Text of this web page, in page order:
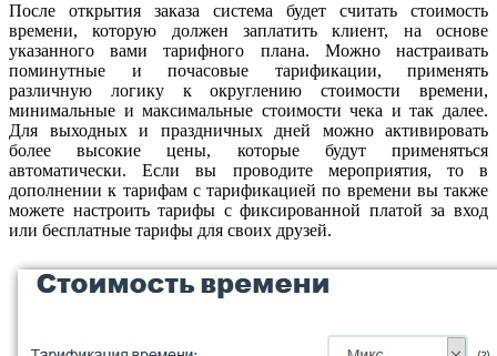
После открытия заказа система будет считать стоимость
времени, которую должен заплатить клиент, на основе
указанного вами тарифного плана. Можно настраивать
поминутные и почасовые тарификации, применять
различную логику к округлению стоимости времени,
минимальные и максимальные стоимости чека и так далее.
Для выходных и праздничных дней можно активировать
более высокие цены, которые будут применяться
автоматически. Если вы проводите мероприятия, то в
дополнении к тарифам с тарификацией по времени вы также
можете настроить тарифы с фиксированной платой за вход
или бесплатные тарифы для своих друзей.